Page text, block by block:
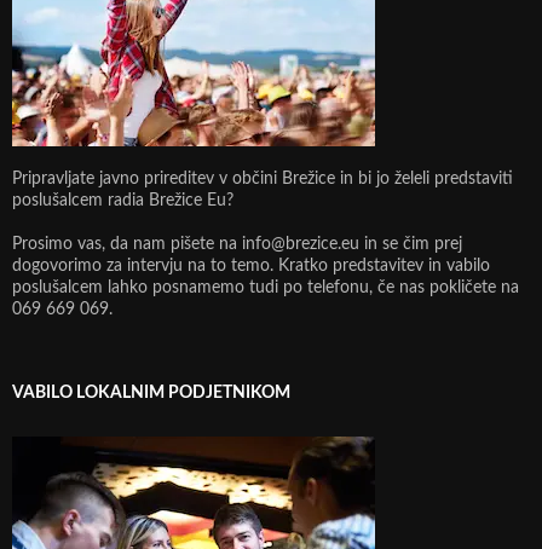
Pripravljate javno prireditev v občini Brežice in bi jo želeli predstaviti
poslušalcem radia Brežice Eu?
Prosimo vas, da nam pišete na info@brezice.eu in se čim prej
dogovorimo za intervju na to temo. Kratko predstavitev in vabilo
poslušalcem lahko posnamemo tudi po telefonu, če nas pokličete na
069 669 069.
VABILO LOKALNIM PODJETNIKOM